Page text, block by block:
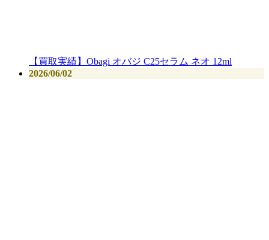
【買取実績】Obagi オバジ C25セラム ネオ 12ml
2026/06/02